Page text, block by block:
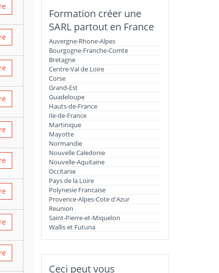
Formation créer une
SARL partout en France
Auvergne-Rhone-Alpes
Bourgogne-Franche-Comte
Bretagne
Centre-Val de Loire
Corse
Grand-Est
Guadeloupe
Hauts-de-France
Ile-de-France
Martinique
Mayotte
Normandie
Nouvelle Caledonie
Nouvelle-Aquitaine
Occitanie
Pays de la Loire
Polynesie Francaise
Provence-Alpes-Cote d'Azur
Reunion
Saint-Pierre-et-Miquelon
Wallis et Futuna
Ceci peut vous